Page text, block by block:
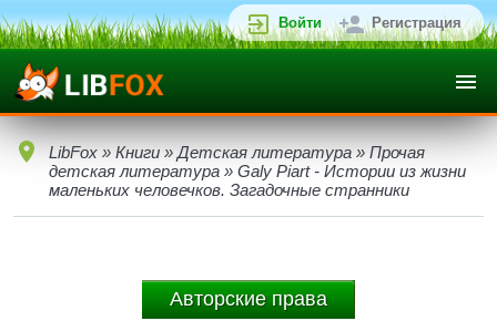
Войти Регистрация
LibFox » Книги » Детская литература » Прочая
детская литература » Galy Piart - Истории из жизни
маленьких человечков. Загадочные странники
Авторские права